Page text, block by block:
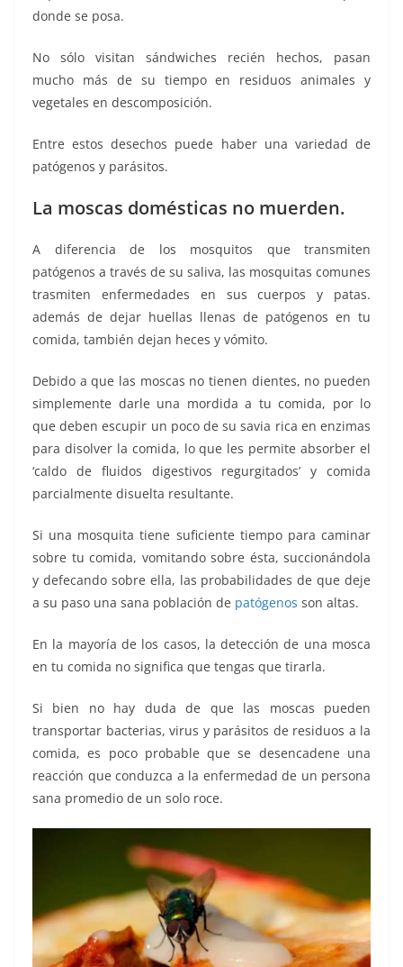
donde se posa.
No sólo visitan sándwiches recién hechos, pasan
mucho más de su tiempo en residuos animales y
vegetales en descomposición.
Entre estos desechos puede haber una variedad de
patógenos y parásitos.
La moscas domésticas no muerden.
A diferencia de los mosquitos que transmiten
patógenos a través de su saliva, las mosquitas comunes
trasmiten enfermedades en sus cuerpos y patas.
además de dejar huellas llenas de patógenos en tu
comida, también dejan heces y vómito.
Debido a que las moscas no tienen dientes, no pueden
simplemente darle una mordida a tu comida, por lo
que deben escupir un poco de su savia rica en enzimas
para disolver la comida, lo que les permite absorber el
‘caldo de fluidos digestivos regurgitados’ y comida
parcialmente disuelta resultante.
Si una mosquita tiene suficiente tiempo para caminar
sobre tu comida, vomitando sobre ésta, succionándola
y defecando sobre ella, las probabilidades de que deje
a su paso una sana población de patógenos son altas.
En la mayoría de los casos, la detección de una mosca
en tu comida no significa que tengas que tirarla.
Si bien no hay duda de que las moscas pueden
transportar bacterias, virus y parásitos de residuos a la
comida, es poco probable que se desencadene una
reacción que conduzca a la enfermedad de un persona
sana promedio de un solo roce.